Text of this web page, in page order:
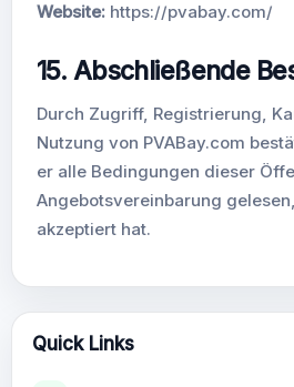
Website: https://pvabay.com/
15. Abschließende
Durch Zugriff, Registrierung,
Nutzung von PVABay.com
er alle Bedingungen dieser
Angebotsvereinbarung
akzeptiert hat.
Quick Links